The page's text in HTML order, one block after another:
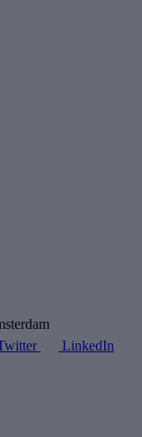
LinkedIn